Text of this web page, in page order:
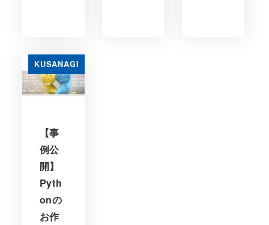
KUSANAGI
【事
例公
開】
Pyth
onの
お作